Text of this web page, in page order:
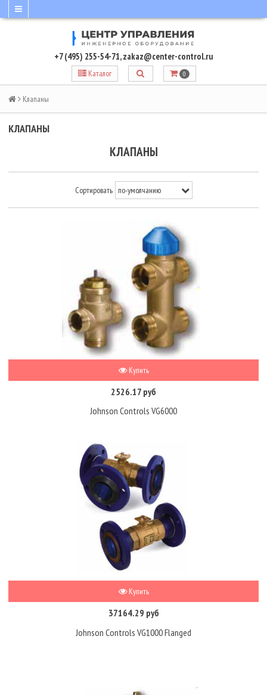
+7 (495) 255-54-71,zakaz@center-control.ru
Каталог 0
Клапаны
КЛАПАНЫ
КЛАПАНЫ
Сортировать
Купить
2526.17 руб
Johnson Controls VG6000
Купить
37164.29 руб
Johnson Controls VG1000 Flanged